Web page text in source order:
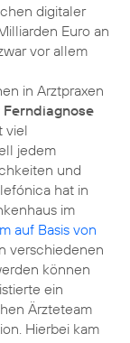
digitaler
Euro an
vor allem
in Arztpraxen
viel
jedem
und
hat in
im
auf Basis von
verschiedenen
können
ein
Ärzteteam
Hierbei kam